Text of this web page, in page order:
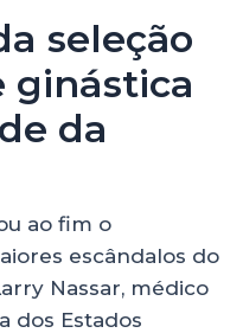
seleção
ginástica
da
ao fim o
escândalos do
Nassar, médico
dos Estados